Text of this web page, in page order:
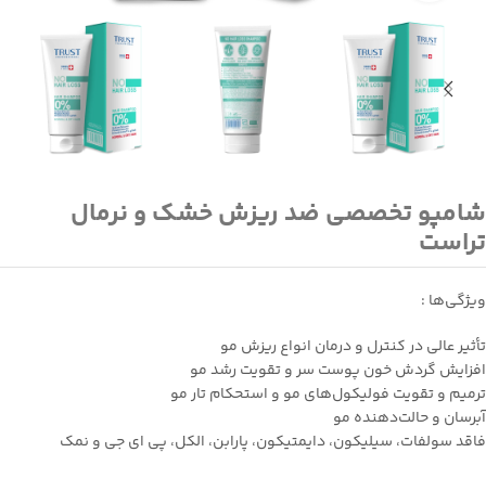
شامپو تخصصی ضد ریزش خشک و نرمال
تراست
ویژگی‌ها :
تأثير عالي در كنترل و درمان انواع ريزش مو
افزايش گردش خون پوست سر و تقويت رشد مو
ترميم و تقويت فوليكول‌های مو و استحكام تار مو
آبرسان و حالت‌دهنده مو
فاقد سولفات، سیلیکون، دایمتیکون، پارابن، الکل، پی ای جی و نمک